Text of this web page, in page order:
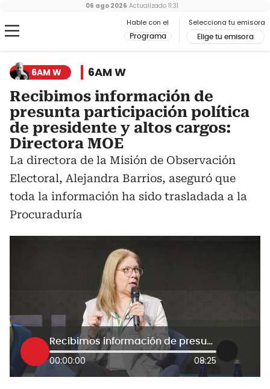
Hable con el
Programa
Selecciona tu emisora
Elige tu emisora
06 ago 2026 Actualizado 11:31
6AM W 6AM W
Recibimos información de
presunta participación política
de presidente y altos cargos:
Directora MOE
La directora de la Misión de Observación
Electoral, Alejandra Barrios, aseguró que
toda la información ha sido trasladada a la
Procuraduría
Recibimos información de presunta participación política de presidente y altos cargos: Directora MOE
00:00:00 08:25